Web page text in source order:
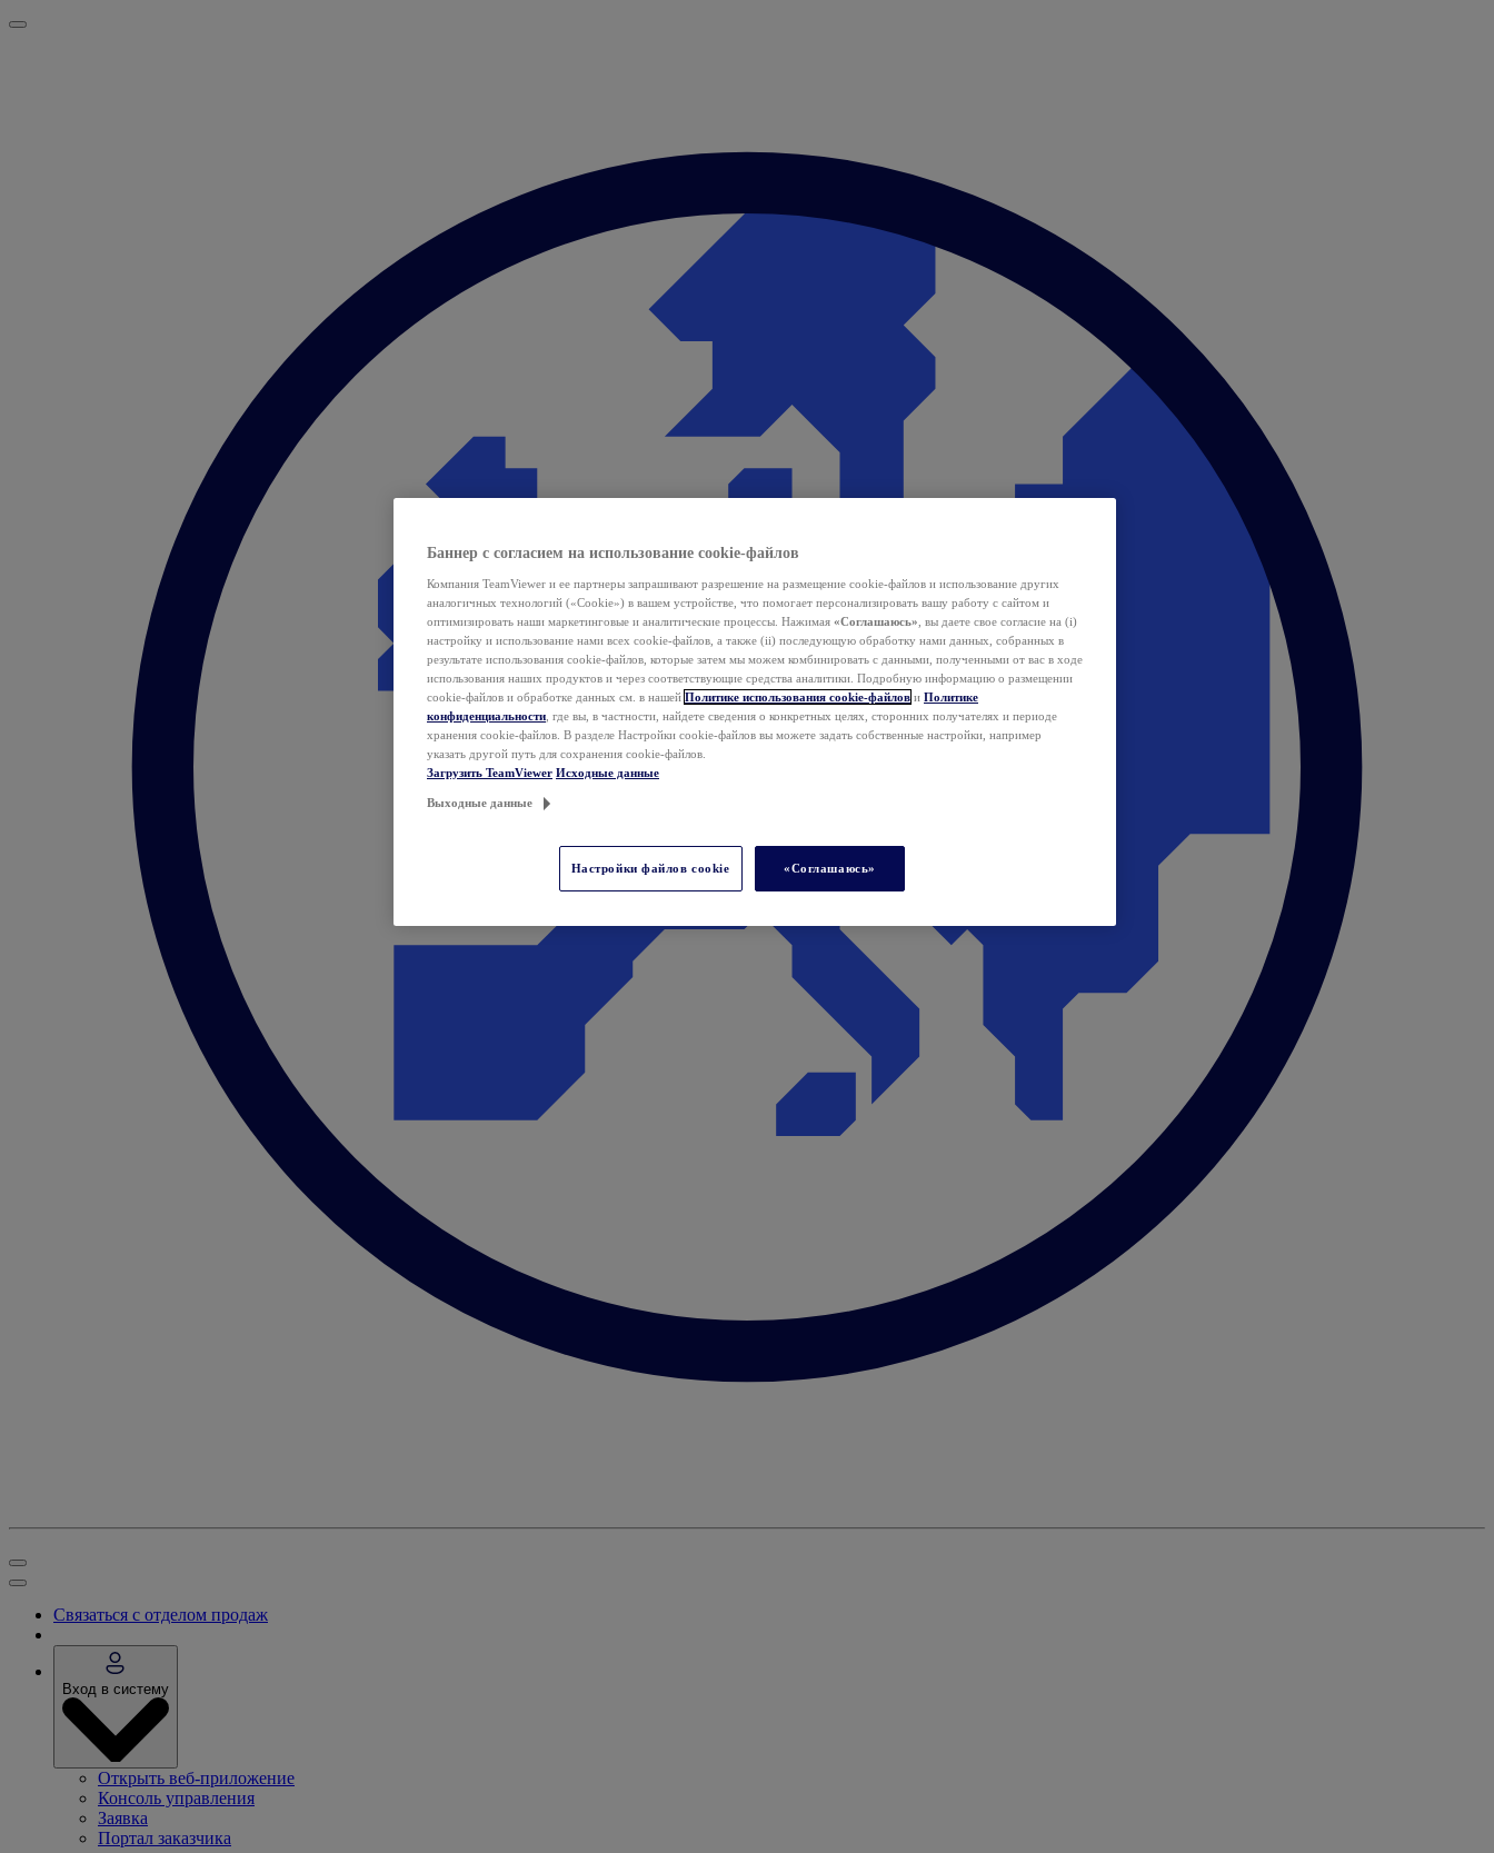
Связаться с отделом продаж
Вход в систему
Открыть веб-приложение
Консоль управления
Заявка
Портал заказчика
Баннер с согласием на использование cookie-файлов
Компания TeamViewer и ее партнеры запрашивают разрешение на размещение cookie-файлов и использование других
аналогичных технологий («Cookie») в вашем устройстве, что помогает персонализировать вашу работу с сайтом и
оптимизировать наши маркетинговые и аналитические процессы. Нажимая «Соглашаюсь» , вы даете свое согласие на (i)
настройку и использование нами всех cookie-файлов, а также (ii) последующую обработку нами данных, собранных в
результате использования cookie-файлов, которые затем мы можем комбинировать с данными, полученными от вас в ходе
использования наших продуктов и через соответствующие средства аналитики. Подробную информацию о размещении
cookie-файлов и обработке данных см. в нашей Политике использования cookie-файлов и Политике
конфиденциальности , где вы, в частности, найдете сведения о конкретных целях, сторонних получателях и периоде
хранения cookie-файлов. В разделе Настройки cookie-файлов вы можете задать собственные настройки, например
указать другой путь для сохранения cookie-файлов.
Загрузить TeamViewer Исходные данные
Выходные данные
Настройки файлов cookie «Соглашаюсь»